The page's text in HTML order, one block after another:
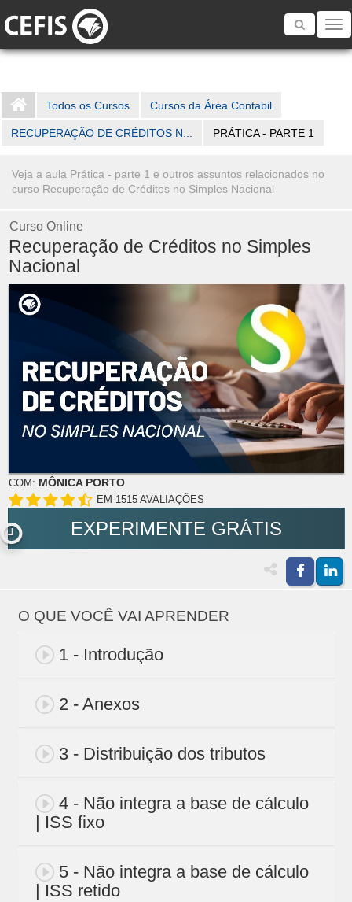
Toggle
Todos os Cursos Cursos da Área Contabil
RECUPERAÇÃO DE CRÉDITOS N... PRÁTICA - PARTE 1
Veja a aula Prática - parte 1 e outros assuntos relacionados no
curso Recuperação de Créditos no Simples Nacional
Curso Online
Recuperação de Créditos no Simples
Nacional
COM: MÔNICA PORTO
EM 1515 AVALIAÇÕES
EXPERIMENTE GRÁTIS
O QUE VOCÊ VAI APRENDER
1 - Introdução
2 - Anexos
3 - Distribuição dos tributos
4 - Não integra a base de cálculo
| ISS fixo
5 - Não integra a base de cálculo
| ISS retido